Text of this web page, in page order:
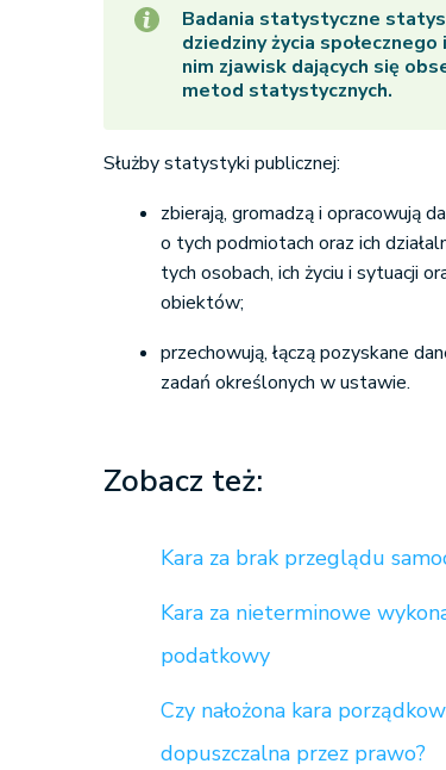
Badania statystyczne
dziedziny życia
nim zjawisk dających się
metod statystycznych.
Służby statystyki publicznej:
zbierają, gromadzą i opracowują
o tych podmiotach oraz ich
tych osobach, ich życiu i sytuacji
obiektów;
przechowują, łączą pozyskane
zadań określonych w ustawie.
Zobacz też:
Kara za brak przeglądu
Kara za nieterminowe
podatkowy
Czy nałożona kara
dopuszczalna przez prawo?